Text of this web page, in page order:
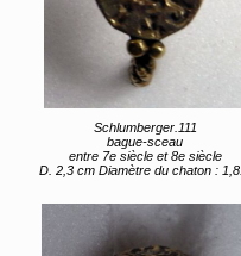
Schlumberger.111
bague-sceau
entre 7e siècle et 8e siècle
D. 2,3 cm Diamètre du chaton : 1,8.